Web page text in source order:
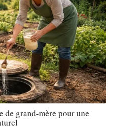
de grand-mère pour une